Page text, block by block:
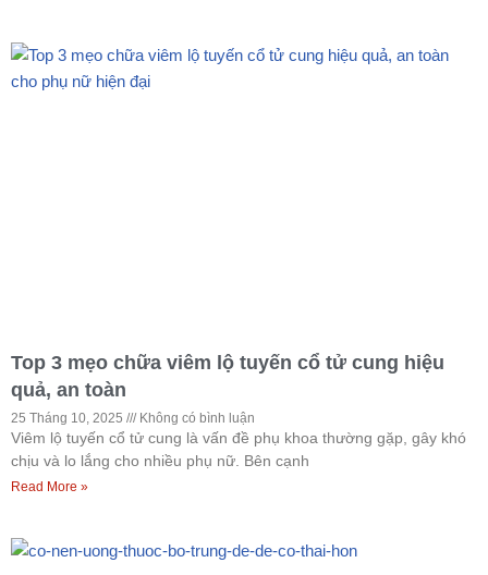
Top 3 mẹo chữa viêm lộ tuyến cổ tử cung hiệu
quả, an toàn
25 Tháng 10, 2025 Không có bình luận
Viêm lộ tuyến cổ tử cung là vấn đề phụ khoa thường gặp, gây khó
chịu và lo lắng cho nhiều phụ nữ. Bên cạnh
Read More »